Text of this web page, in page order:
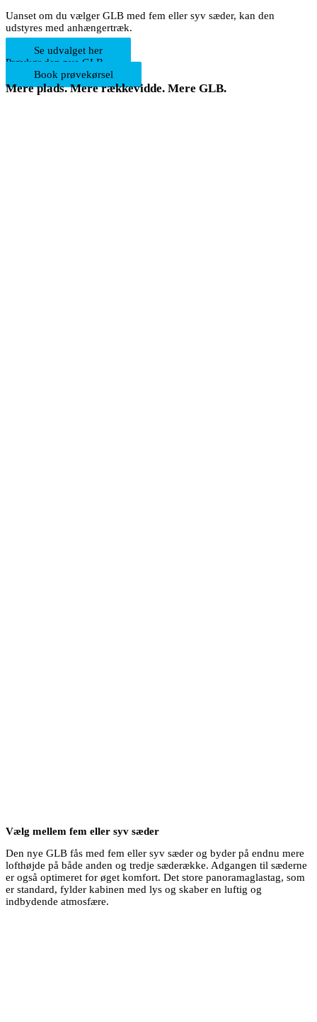
Uanset om du vælger GLB med fem eller syv sæder, kan den
udstyres med anhængertræk.
Se udvalget her
Prøvkør den nye GLB
Book prøvekørsel
Mere plads. Mere rækkevidde. Mere GLB.
Vælg mellem fem eller syv sæder
Den nye GLB fås med fem eller syv sæder og byder på endnu mere
lofthøjde på både anden og tredje sæderække. Adgangen til sæderne
er også optimeret for øget komfort. Det store panoramaglastag, som
er standard, fylder kabinen med lys og skaber en luftig og
indbydende atmosfære.